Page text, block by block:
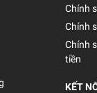
Chính
Chính
Chính
tiền
KẾT